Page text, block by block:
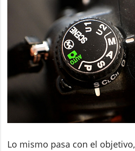
Lo mismo pasa con el objetivo,